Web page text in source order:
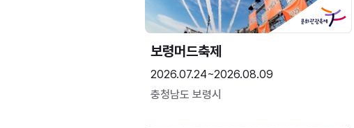
보령머드축제
2026.07.24~2026.08.09
충청남도 보령시